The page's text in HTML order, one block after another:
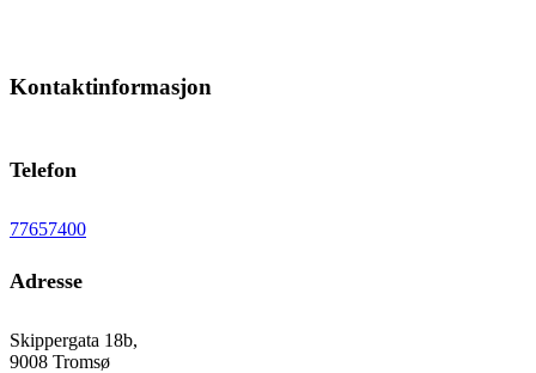
Kontaktinformasjon
Telefon
77657400
Adresse
Skippergata 18b,
9008 Tromsø